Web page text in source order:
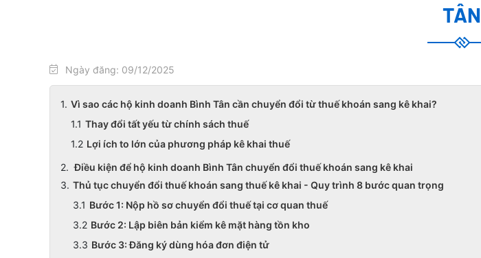
TÂN
Ngày đăng: 09/12/2025
Vì sao các hộ kinh doanh Bình Tân cần chuyển đổi từ thuế khoán sang kê khai?
Thay đổi tất yếu từ chính sách thuế
Lợi ích to lớn của phương pháp kê khai thuế
Điều kiện để hộ kinh doanh Bình Tân chuyển đổi thuế khoán sang kê khai
Thủ tục chuyển đổi thuế khoán sang thuế kê khai - Quy trình 8 bước quan trọng
Bước 1: Nộp hồ sơ chuyển đổi thuế tại cơ quan thuế
Bước 2: Lập biên bản kiểm kê mặt hàng tồn kho
Bước 3: Đăng ký dùng hóa đơn điện tử